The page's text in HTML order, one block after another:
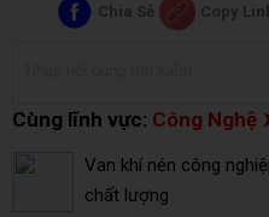
Chia Sẻ Copy
Cùng lĩnh vực: Công Nghệ
Van khí nén công
chất lượng